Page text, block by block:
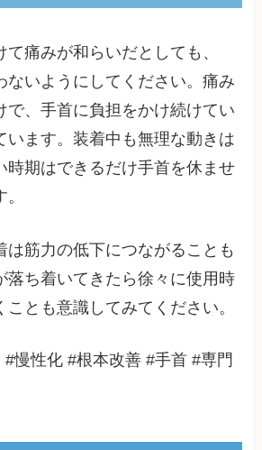
痛みが和らいだとしても、
ないようにしてください。痛み
で、手首に負担をかけ続けてい
います。装着中も無理な動きは
時期はできるだけ手首を休ませ
は筋力の低下につながることも
落ち着いてきたら徐々に使用時
ことも意識してみてください。
慢性化 #根本改善 #手首 #専門